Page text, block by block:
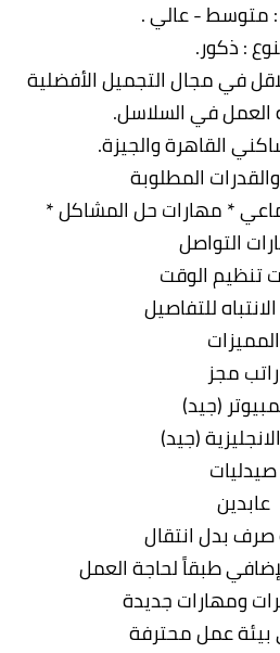
متوسط - عالي .
: ذكور.
الاقل في مجال التجميل الأفضلية
في السلاسل.
القاهرة والجيزة.
المطلوبة
* مهارات حل المشاكل *
التواصل
تنظيم الوقت
للتفاصيل
المميزات
راتب مجز
(جيد)
(جيد)
صيدليات
عابدين
صرف بدل انتقال
طبقاً لحاجة العمل
ومهارات جديدة
عمل محترفة